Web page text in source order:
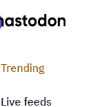
Trending
Live feeds